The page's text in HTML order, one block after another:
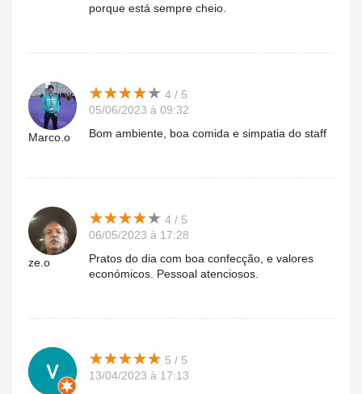
porque está sempre cheio.
Marco.o
★★★★★
★★★★★ 4 / 5
05/06/2023 à 09:32
Bom ambiente, boa comida e simpatia do staff
ze.o
★★★★★
★★★★★ 4 / 5
06/05/2023 à 17:28
Pratos do dia com boa confecção, e valores
económicos. Pessoal atenciosos.
★★★★★
★★★★★ 5 / 5
13/04/2023 à 17:13